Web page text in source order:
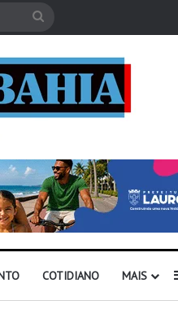
COTIDIANO MAIS